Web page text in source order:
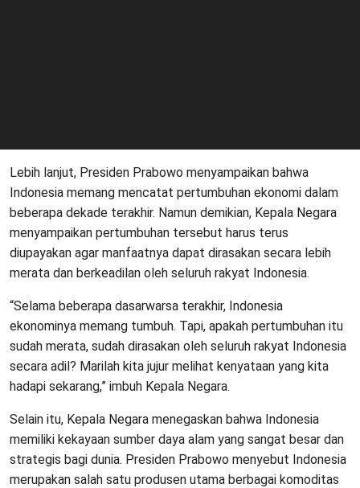
Lebih lanjut, Presiden Prabowo menyampaikan bahwa
Indonesia memang mencatat pertumbuhan ekonomi dalam
beberapa dekade terakhir. Namun demikian, Kepala Negara
menyampaikan pertumbuhan tersebut harus terus
diupayakan agar manfaatnya dapat dirasakan secara lebih
merata dan berkeadilan oleh seluruh rakyat Indonesia.
“Selama beberapa dasarwarsa terakhir, Indonesia
ekonominya memang tumbuh. Tapi, apakah pertumbuhan itu
sudah merata, sudah dirasakan oleh seluruh rakyat Indonesia
secara adil? Marilah kita jujur melihat kenyataan yang kita
hadapi sekarang,” imbuh Kepala Negara.
Selain itu, Kepala Negara menegaskan bahwa Indonesia
memiliki kekayaan sumber daya alam yang sangat besar dan
strategis bagi dunia. Presiden Prabowo menyebut Indonesia
merupakan salah satu produsen utama berbagai komoditas